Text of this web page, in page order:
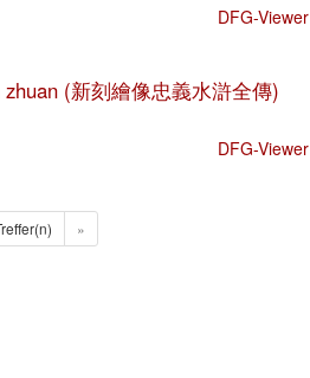
DFG-Viewer
(新刻繪像忠義水滸全傳)
DFG-Viewer
»